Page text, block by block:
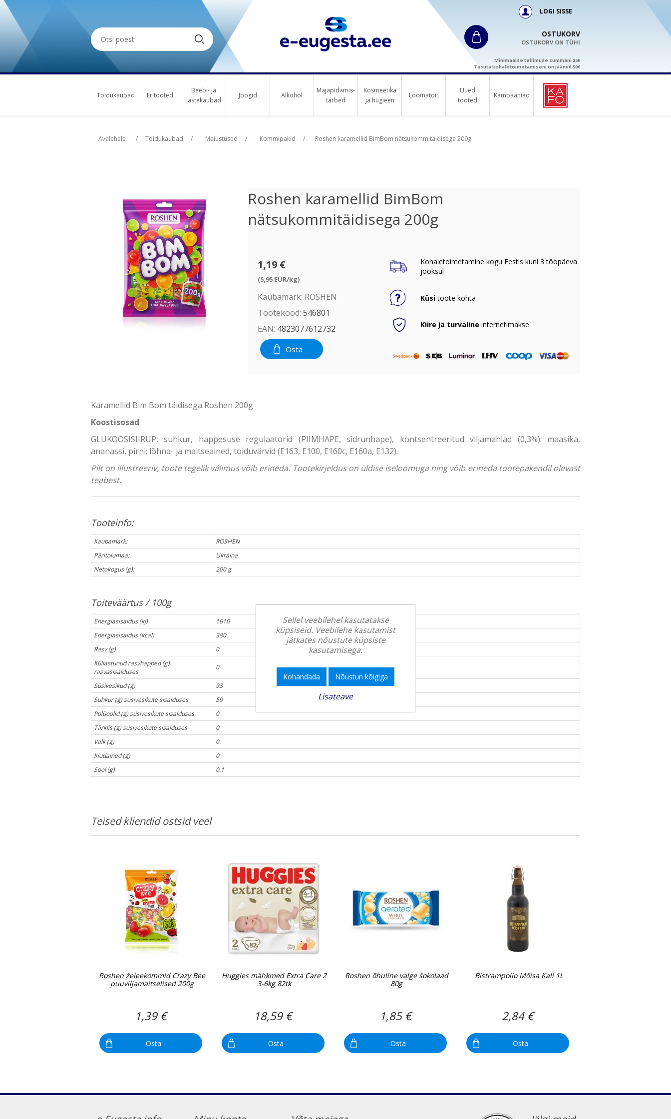
LOGI SISSE
OSTUKORV
OSTUKORV ON TÜHI
Minimaalse tellimuse summani 25€
Tasuta kohaletoimetamiseni on jäänud 50€
Toidukaubad Eritooted
Beebi- ja
lastekaubad
Joogid Alkohol
Majapidamis-
tarbed
Kosmeetika
ja hügieen
Loomatoit
Uued
tooted
Kampaaniad
Avalehele / Toidukaubad / Maiustused / Kommipakid / Roshen karamellid BimBom nätsukommitäidisega 200g
Roshen karamellid BimBom
nätsukommitäidisega 200g
1,19 €
(5,95 EUR/kg)
Kaubamärk: ROSHEN
Tootekood: 546801
EAN: 4823077612732
Osta
Kohaletoimetamine kogu Eestis kuni 3 tööpäeva
jooksul
Küsitoote kohta
Kiire ja turvaline internetimakse
Karamellid Bim Bom täidisega Roshen 200g
Koostisosad
GLÜKOOSISIIRUP, suhkur, happesuse regulaatorid (PIIMHAPE, sidrunhape), kontsentreeritud viljamahlad (0,3%): maasika,
ananassi, pirni; lõhna- ja maitseained, toiduvärvid (E163, E100, E160c, E160a, E132).
Pilt on illustreeriv, toote tegelik välimus võib erineda. Tootekirjeldus on üldise iseloomuga ning võib erineda tootepakendil olevast
teabest.
Tooteinfo:
Kaubamärk:
ROSHEN
Päritolumaa:
Ukraina
Netokogus (g):
200 g
Toiteväärtus / 100g
Energiasisaldus (kJ)
1610
Energiasisaldus (kcal)
380
Rasv (g)
0
Küllastunud rasvhapped (g)
rasvasisalduses
0
Süsivesikud (g)
93
Suhkur (g) süsivesikute sisalduses
59
Polüoolid (g) süsivesikute sisalduses
0
Tärklis (g) süsivesikute sisalduses
0
Valk (g)
0
Kiudained (g)
0
Sool (g)
0.1
Teised kliendid ostsid veel
Roshen želeekommid Crazy Bee
puuviljamaitselised 200g
1,39 €
Osta
Huggies mähkmed Extra Care 2
3-6kg 82tk
18,59 €
Osta
Roshen õhuline valge šokolaad
80g
1,85 €
Osta
Bistrampolio Mõisa Kali 1L
2,84 €
Osta
Sellel veebilehel kasutatakse
küpsiseid. Veebilehe kasutamist
jätkates nõustute küpsiste
kasutamisega.
Kohandada Nõustun kõigiga
Lisateave